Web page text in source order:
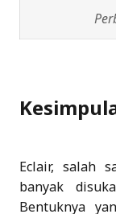
Eclair, salah
banyak
Bentuknya